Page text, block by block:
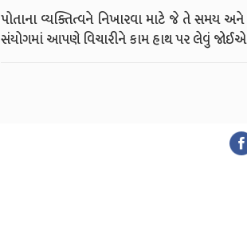
પોતાના વ્યક્તિત્વને નિખારવા માટે જે તે સમય
સંયોગમાં આપણે વિચારીને કામ હાથ પર લેવું